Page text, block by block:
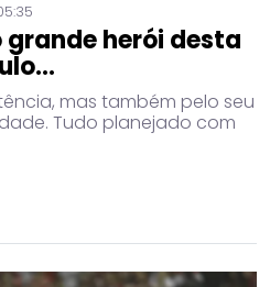
grande herói desta
mas também pelo seu
Tudo planejado com